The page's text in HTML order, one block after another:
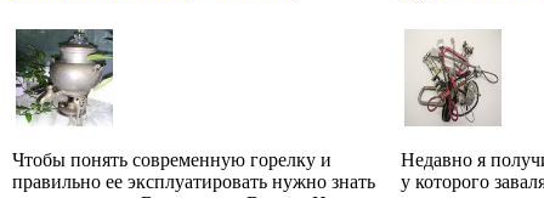
Чтобы понять современную горелку и
правильно ее эксплуатировать нужно знать
Недавно я
у которого